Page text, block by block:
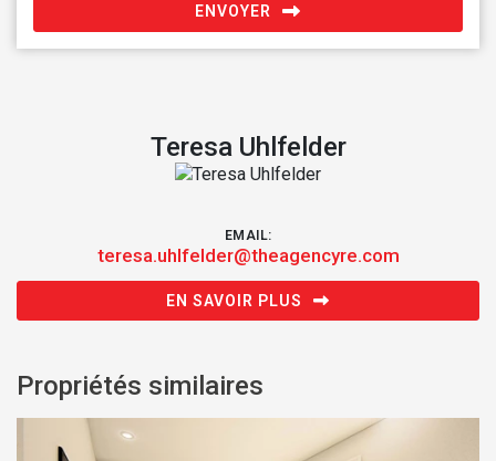
ENVOYER
Teresa Uhlfelder
EMAIL:
teresa.uhlfelder@theagencyre.com
EN SAVOIR PLUS
Propriétés similaires